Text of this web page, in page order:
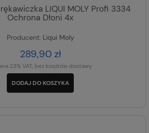
LIQUI MOLY Profi 3334
Ochrona Dłoni 4x
Producent: Liqui Moly
289,90 zł
23% VAT, bez kosztów dostawy
DODAJ DO KOSZYKA